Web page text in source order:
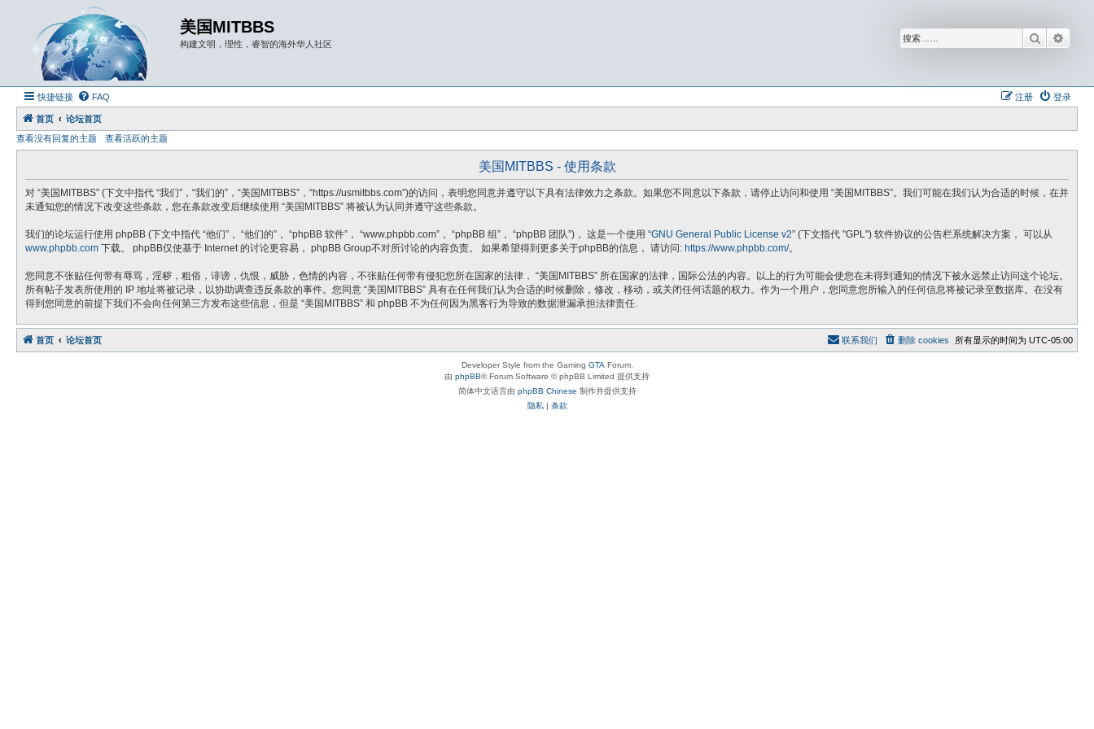
美国MITBBS
构建文明，理性，睿智的海外华人社区 搜索
快捷链接 FAQ 登录
注册
首页
论坛首页
查看没有回复的主题
查看活跃的主题
美国MITBBS - 使用条款
对 “美国MITBBS” (下文中指代 “我们”，“我们的”，“美国MITBBS”，“https://usmitbbs.com”)的访问，表明您同意并遵守以下具有法律效力之条款。如果您不同意以下条款，请停止访问和使用 “美国MITBBS”。我们可能在我们认为合适的时候，在并
未通知您的情况下改变这些条款，您在条款改变后继续使用 “美国MITBBS” 将被认为认同并遵守这些条款。
我们的论坛运行使用 phpBB (下文中指代 “他们”， “他们的”， “phpBB 软件”， “www.phpbb.com”， “phpBB 组”， “phpBB 团队”)， 这是一个使用 “GNU General Public License v2” (下文指代 "GPL") 软件协议的公告栏系统解决方案， 可以从
www.phpbb.com 下载。 phpBB仅使基于 Internet 的讨论更容易， phpBB Group不对所讨论的内容负责。 如果希望得到更多关于phpBB的信息， 请访问: https://www.phpbb.com/。
您同意不张贴任何带有辱骂，淫秽，粗俗，诽谤，仇恨，威胁，色情的内容，不张贴任何带有侵犯您所在国家的法律， “美国MITBBS” 所在国家的法律，国际公法的内容。以上的行为可能会使您在未得到通知的情况下被永远禁止访问这个论坛。
所有帖子发表所使用的 IP 地址将被记录，以协助调查违反条款的事件。您同意 “美国MITBBS” 具有在任何我们认为合适的时候删除，修改，移动，或关闭任何话题的权力。作为一个用户，您同意您所输入的任何信息将被记录至数据库。在没有
得到您同意的前提下我们不会向任何第三方发布这些信息，但是 “美国MITBBS” 和 phpBB 不为任何因为黑客行为导致的数据泄漏承担法律责任.
首页 论坛首页 所有显示的时间为 UTC-05:00
删除 cookies
联系我们
Developer Style from the Gaming GTA Forum.
由 phpBB® Forum Software © phpBB Limited 提供支持
简体中文语言由 phpBB Chinese 制作并提供支持
隐私 | 条款